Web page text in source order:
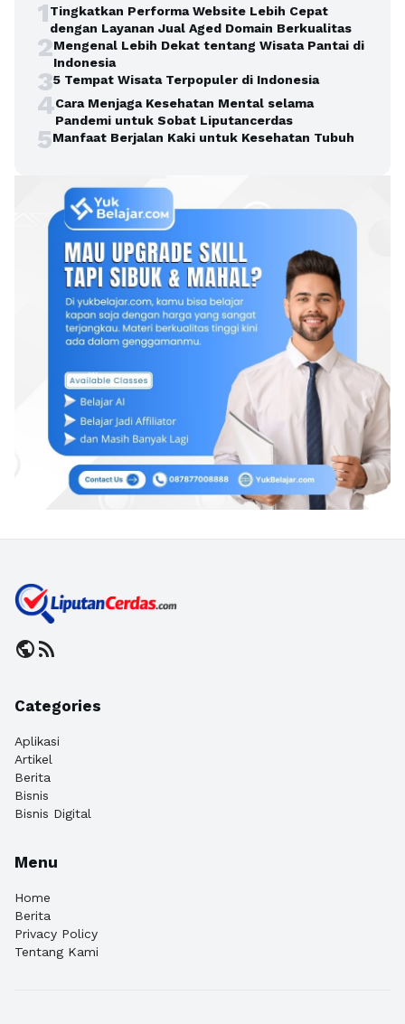
1Tingkatkan Performa Website Lebih Cepat
dengan Layanan Jual Aged Domain Berkualitas
2Mengenal Lebih Dekat tentang Wisata Pantai di
Indonesia
35 Tempat Wisata Terpopuler di Indonesia
4Cara Menjaga Kesehatan Mental selama
Pandemi untuk Sobat Liputancerdas
5Manfaat Berjalan Kaki untuk Kesehatan Tubuh
publicrss_feed
Categories
Aplikasi
Artikel
Berita
Bisnis
Bisnis Digital
Menu
Home
Berita
Privacy Policy
Tentang Kami